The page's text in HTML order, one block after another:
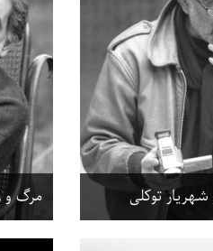
توکلی مرگ و